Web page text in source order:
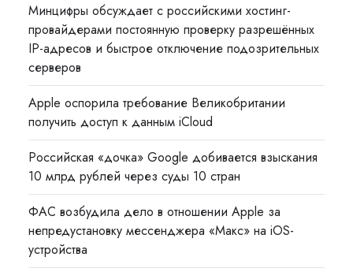
Минцифры обсуждает с российскими хостинг-
провайдерами постоянную проверку разрешённых
IP-адресов и быстрое отключение подозрительных
серверов
Apple оспорила требование Великобритании
получить доступ к данным iCloud
Российская «дочка» Google добивается взыскания
10 млрд рублей через суды 10 стран
ФАС возбудила дело в отношении Apple за
непредустановку мессенджера «Макс» на iOS-
устройства